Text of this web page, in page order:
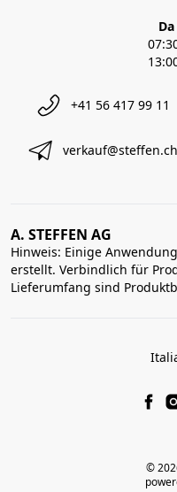
+41 56 417 99 11
verkauf@steffen.ch
A. STEFFEN AG
Hinweis: Einige
erstellt. Verbindlich für
Lieferumfang sind
©